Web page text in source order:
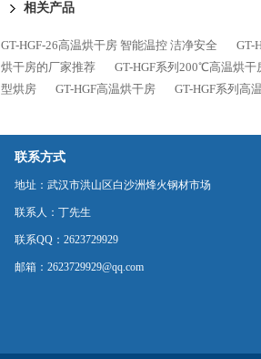
相关产品
GT-HGF-26高温烘干房 智能温控 洁净安全 GT-
烘干房的厂家推荐
GT-HGF系列200℃高温烘干
型烘房
GT-HGF高温烘干房 GT-HGF系列高
联系方式
地址：武汉市洪山区白沙洲烽火钢材市场
联系人：丁先生
联系QQ：2623729929
邮箱：2623729929@qq.com